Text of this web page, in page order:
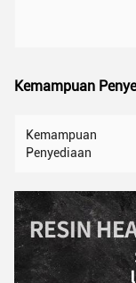
Kemampuan
Kemampuan
Penyediaan